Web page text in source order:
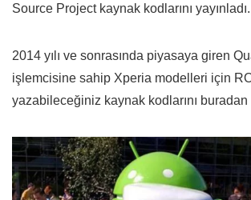
Source Project kaynak kodlarını yayınladı.
2014 yılı ve sonrasında piyasaya giren
işlemcisine sahip Xperia modelleri için
yazabileceğiniz kaynak kodlarını